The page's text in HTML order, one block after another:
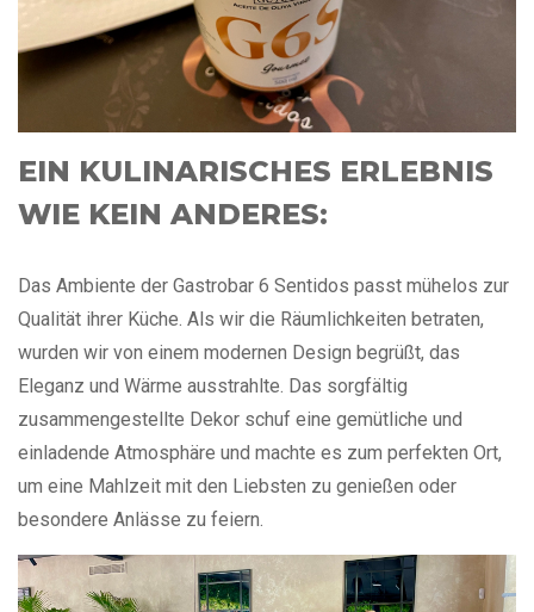
EIN KULINARISCHES ERLEBNIS
WIE KEIN ANDERES:
Das Ambiente der Gastrobar 6 Sentidos passt mühelos zur
Qualität ihrer Küche. Als wir die Räumlichkeiten betraten,
wurden wir von einem modernen Design begrüßt, das
Eleganz und Wärme ausstrahlte. Das sorgfältig
zusammengestellte Dekor schuf eine gemütliche und
einladende Atmosphäre und machte es zum perfekten Ort,
um eine Mahlzeit mit den Liebsten zu genießen oder
besondere Anlässe zu feiern.